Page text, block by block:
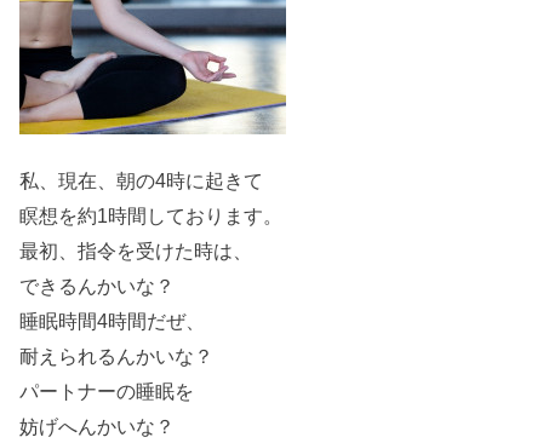
私、現在、朝の4時に起きて
瞑想を約1時間しております。
最初、指令を受けた時は、
できるんかいな？
睡眠時間4時間だぜ、
耐えられるんかいな？
パートナーの睡眠を
妨げへんかいな？